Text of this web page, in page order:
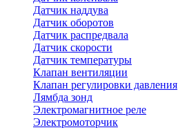
Датчик наддува
Датчик оборотов
Датчик распредвала
Датчик скорости
Датчик температуры
Клапан вентиляции
Клапан регулировки давления
Лямбда зонд
Электромагнитное реле
Электромоторчик